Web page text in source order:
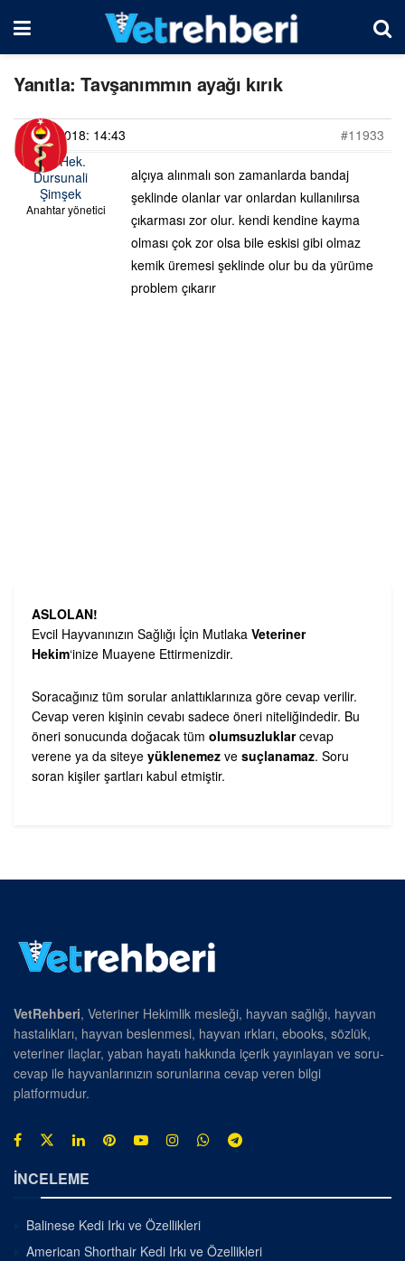
Yanıtla: Tavşanımmın ayağı kırık
16/07/2018: 14:43
#11933
Vet. Hek.
Dursunali
Şimşek
Anahtar yönetici
alçıya alınmalı son zamanlarda bandaj
şeklinde olanlar var onlardan kullanılırsa
çıkarması zor olur. kendi kendine kayma
olması çok zor olsa bile eskisi gibi olmaz
kemik üremesi şeklinde olur bu da yürüme
problem çıkarır
ASLOLAN!
Evcil Hayvanınızın Sağlığı İçin Mutlaka Veteriner
Hekim‘inize Muayene Ettirmenizdir.
Soracağınız tüm sorular anlattıklarınıza göre cevap verilir.
Cevap veren kişinin cevabı sadece öneri niteliğindedir. Bu
öneri sonucunda doğacak tüm olumsuzluklarcevap
verene ya da siteye yüklenemez ve suçlanamaz. Soru
soran kişiler şartları kabul etmiştir.
VetRehberi, Veteriner Hekimlik mesleği, hayvan sağlığı, hayvan
hastalıkları, hayvan beslenmesi, hayvan ırkları, ebooks, sözlük,
veteriner ilaçlar, yaban hayatı hakkında içerik yayınlayan ve soru-
cevap ile hayvanlarınızın sorunlarına cevap veren bilgi
platformudur.
İNCELEME
Balinese Kedi Irkı ve Özellikleri
American Shorthair Kedi Irkı ve Özellikleri